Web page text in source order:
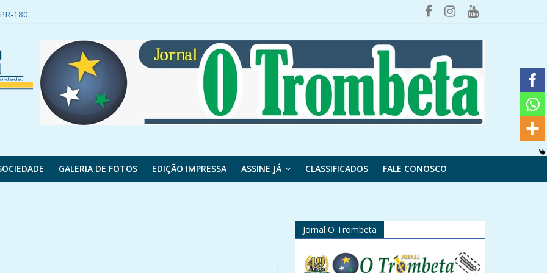
tem mais de 120 elétricos e híbridos
do contrato; veja valores
Luiz Henrique e como fica a negociação com Almada
GALERIA DE FOTOS EDIÇÃO IMPRESSA ASSINE JÁ CLASSIFICADOS FALE CONOSCO
Jornal O Trombeta